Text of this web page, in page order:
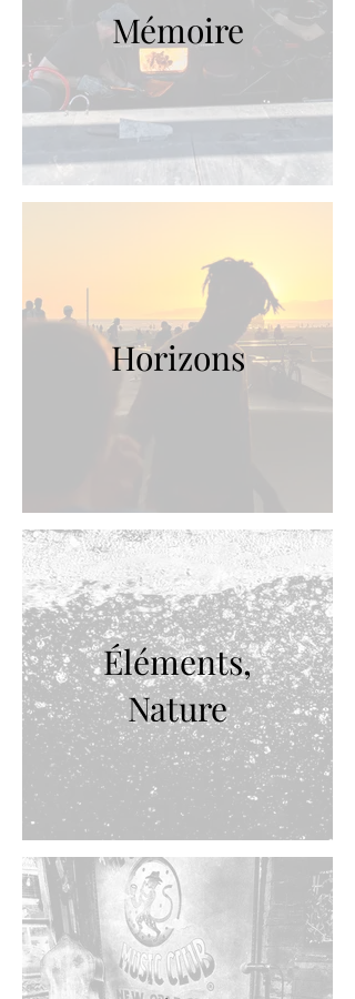
Mémoire
Horizons
Éléments,
Nature